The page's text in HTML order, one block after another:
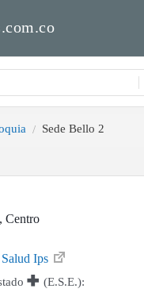
Sede Bello 2
Centro
Ips
(E.S.E.):